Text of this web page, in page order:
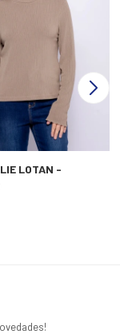
LOTAN -